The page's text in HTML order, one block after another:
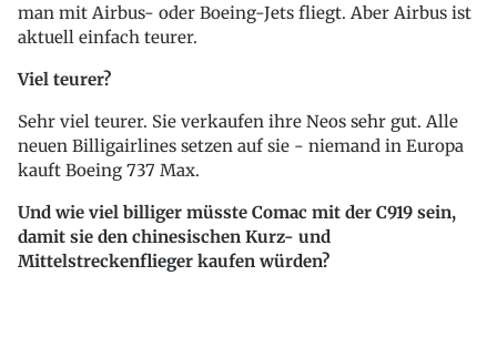
man mit Airbus- oder Boeing-Jets fliegt. Aber Airbus ist
aktuell einfach teurer.
Viel teurer?
Sehr viel teurer. Sie verkaufen ihre Neos sehr gut. Alle
neuen Billigairlines setzen auf sie - niemand in Europa
kauft Boeing 737 Max.
Und wie viel billiger müsste Comac mit der C919 sein,
damit sie den chinesischen Kurz- und
Mittelstreckenflieger kaufen würden?